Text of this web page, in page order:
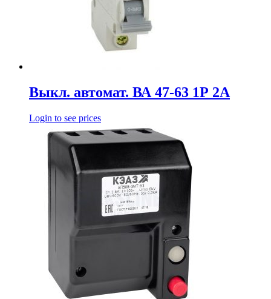
Выкл. автомат. ВА 47-63 1Р 2А
Login to see prices